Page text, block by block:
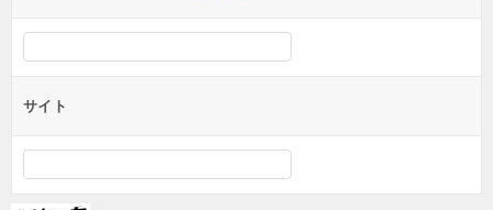
サイト